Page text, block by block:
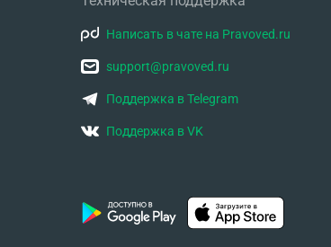
Написать в чате на Pravoved.ru
support@pravoved.ru
Поддержка в Telegram
Поддержка в VK